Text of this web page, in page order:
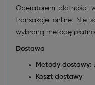
Operatorem płatności
transakcje online. Nie
wybraną metodę
Dostawa
Metody dostawy:
Koszt dostawy: